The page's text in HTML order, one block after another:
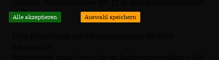
statt.
Alle akzeptieren Auswahl speichern